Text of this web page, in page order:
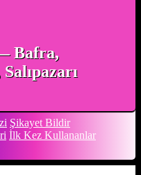
Bafra,
Şikayet Bildir
İlk Kez Kullananlar